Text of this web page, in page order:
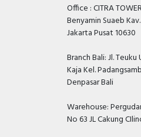
Office : CITRA
Benyamin Suaeb
Jakarta Pusat 10630
Branch Bali: Jl.
Kaja Kel.
Denpasar Bali
Warehouse:
No 63 JL Cakung